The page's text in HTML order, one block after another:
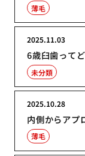
薄毛
6歳臼歯って
2025.11.03
未分類
内側からアプ
2025.10.28
薄毛